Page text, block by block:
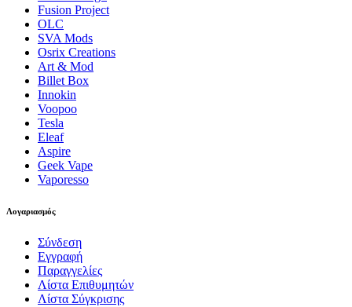
Fusion Project
OLC
SVA Mods
Osrix Creations
Art & Mod
Billet Box
Innokin
Voopoo
Tesla
Eleaf
Aspire
Geek Vape
Vaporesso
Λογαριασμός
Σύνδεση
Εγγραφή
Παραγγελίες
Λίστα Επιθυμητών
Λίστα Σύγκρισης